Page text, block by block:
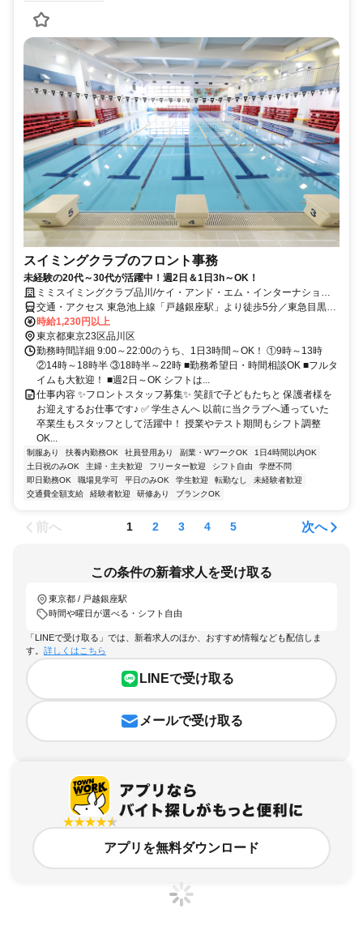
スイミングクラブのフロント事務
未経験の20代～30代が活躍中！週2日＆1日3h～OK！
ミミスイミングクラブ品川/ケイ・アンド・エム・インターナショナ
ル株式会社
交通・アクセス 東急池上線「戸越銀座駅」より徒歩5分／東急目黒線
「武蔵小山駅」より徒歩13分／都営浅草線「戸越駅」より徒歩10分
時給1,230円以上
東京都東京23区品川区
勤務時間詳細 9:00～22:00のうち、1日3時間～OK！ ①9時～13時
②14時～18時半 ③18時半～22時 ■勤務希望日・時間相談OK ■フルタ
イムも大歓迎！ ■週2日～OK シフトは...
仕事内容 ✨フロントスタッフ募集✨ 笑顔で子どもたちと 保護者様を
お迎えするお仕事です♪ ✅ 学生さんへ 以前に当クラブへ通っていた
卒業生もスタッフとして活躍中！ 授業やテスト期間もシフト調整
OK...
制服あり 扶養内勤務OK 社員登用あり 副業・WワークOK
1日4時間以内OK
土日祝のみOK
主婦・主夫歓迎 フリーター歓迎 シフト自由
学歴不問
即日勤務OK
職場見学可 平日のみOK 学生歓迎 転勤なし
未経験者歓迎
交通費全額支給
経験者歓迎 研修あり ブランクOK
前へ 1 2 3 4 5 次へ
この条件の新着求人を受け取る
東京都 / 戸越銀座駅
時間や曜日が選べる・シフト自由
「LINEで受け取る」では、新着求人のほか、おすすめ情報なども配信しま
す。 詳しくはこちら
LINEで受け取る
メールで受け取る
アプリを無料ダウンロード